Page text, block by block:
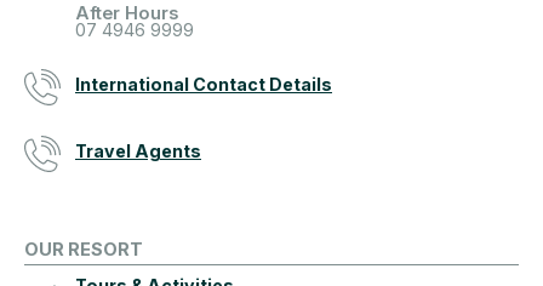
After Hours
07 4946 9999
International Contact Details
Travel Agents
OUR RESORT